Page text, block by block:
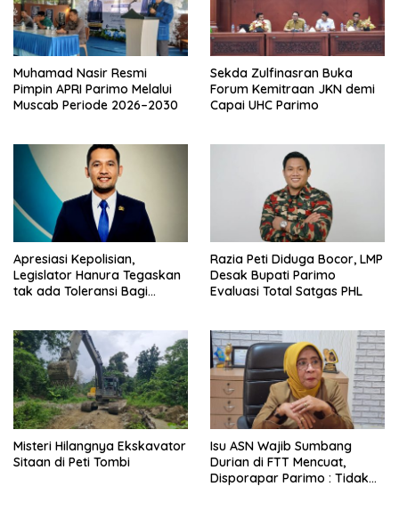
Muhamad Nasir Resmi
Pimpin APRI Parimo Melalui
Muscab Periode 2026–2030
Sekda Zulfinasran Buka
Forum Kemitraan JKN demi
Capai UHC Parimo
Apresiasi Kepolisian,
Legislator Hanura Tegaskan
tak ada Toleransi Bagi
Razia Peti Diduga Bocor, LMP
Desak Bupati Parimo
Evaluasi Total Satgas PHL
Misteri Hilangnya Ekskavator
Sitaan di Peti Tombi
Isu ASN Wajib Sumbang
Durian di FTT Mencuat,
Disporapar Parimo : Tidak